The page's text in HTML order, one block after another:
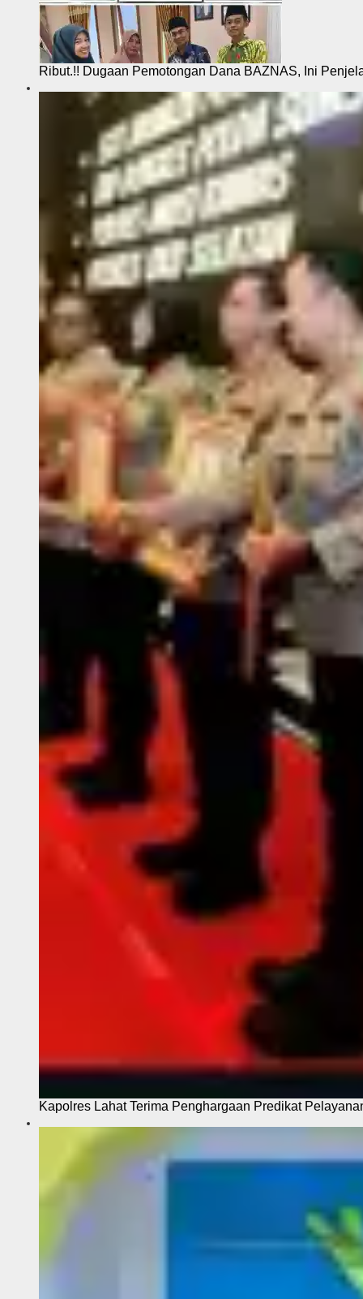
Ribut.!! Dugaan Pemotongan Dana BAZNAS, Ini
Kapolres Lahat Terima Penghargaan Predikat